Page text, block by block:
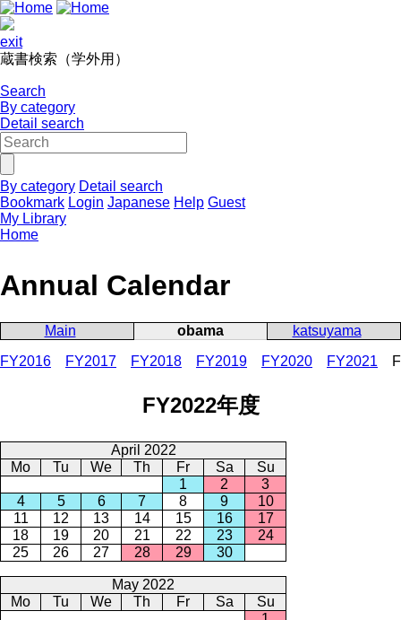
exit
蔵書検索（学外用）
Search
By category
Detail search
By category Detail search
Bookmark Login Japanese Help Guest
My Library
Home
Annual Calendar
Main obama
katsuyama
FY2016
FY2017 FY2018 FY2019 FY2020 FY2021
FY2022年度
April 2022
Mo
Tu We Th Fr Sa
Su
1
2
3
4
5 6 7 8 9
10
11
12 13 14 15 16
17
18
19 20 21 22 23
24
25
26 27 28 29 30
May 2022
Mo
Tu We Th Fr Sa
Su